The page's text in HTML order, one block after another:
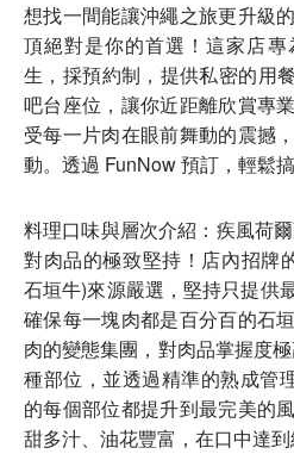
想找一間能讓沖繩之旅更升級
頂絕對是你的首選！這家店
生，採預約制，提供私密的用
吧台座位，讓你近距離欣賞專
受每一片肉在眼前舞動的震撼
動。透過 FunNow 預訂，輕鬆
料理口味與層次介紹：疾風荷
對肉品的極致堅持！店內招牌
石垣牛)來源嚴選，堅持只提供
確保每一塊肉都是百分百的石
肉的變態集團，對肉品掌握度
種部位，並透過精準的熟成管
的每個部位都提升到最完美的
甜多汁、油花豐富，在口中達到